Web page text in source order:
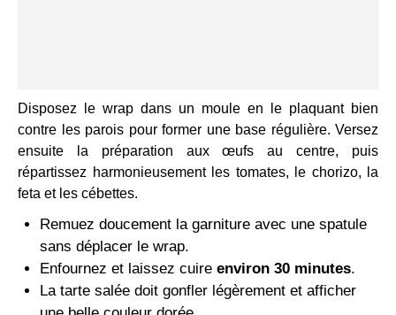
Disposez le wrap dans un moule en le plaquant bien
contre les parois pour former une base régulière. Versez
ensuite la préparation aux œufs au centre, puis
répartissez harmonieusement les tomates, le chorizo, la
feta et les cébettes.
Remuez doucement la garniture avec une spatule
sans déplacer le wrap.
Enfournez et laissez cuire environ 30 minutes.
La tarte salée doit gonfler légèrement et afficher